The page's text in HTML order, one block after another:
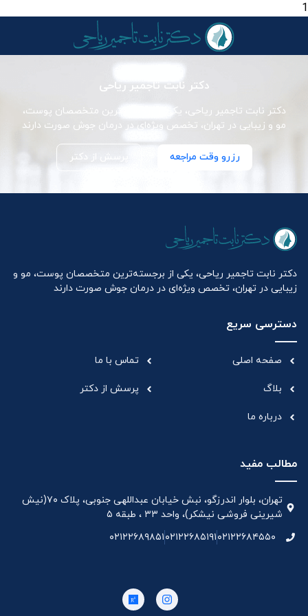
1
دکتر نابت تاجمیر ریاحی
دکتر نابت تاجمیر ریاحی، یکی از برجسته‌ترین متخصصان پوست،
مو و زیبایی در تهران، تخصص ویژه‌ای در درمان جوش صورت دارند
رزرو وقت مراجعه پرسش از دکتر
دکتر نابت تاجمیر ریاحی، یکی از برجسته‌ترین متخصصان پوست، مو و
زیبایی در تهران، تخصص ویژه‌ای در درمان جوش صورت دارند
دسترسی سریع
صفحه اصلی
بلاگ
درباره ما
تماس با ما
پرسش از دکتر
مطالب مفید
تهران، بلوار اندرزگو، نبش خیابان عبداللهی جنوبی، پلاک ۷۰(نیش
شیرینی فروشی نیشکر)، واحد ۳۳ ، طبقه ۵
۰۲۱۲۲۶۸۴۵۵۰۰۲۱۲۲۶۸۵۱۹۱۰۲۱۲۲۶۸۹۸۵۱